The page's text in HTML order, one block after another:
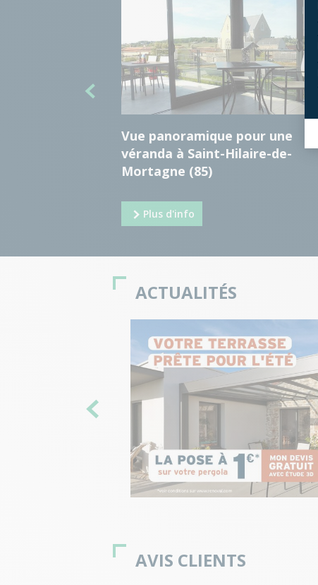
Vue panoramique pour une
véranda à Saint-Hilaire-de-
Mortagne (85)
Plus d'info
ACTUALITÉS
AVIS CLIENTS